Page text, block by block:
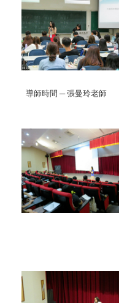
導師時間 ─ 張曼玲老師